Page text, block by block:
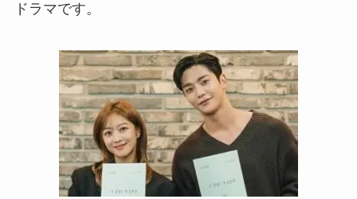
ドラマです。